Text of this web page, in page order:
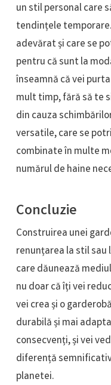
un stil personal care
tendințele
adevărat și care se
pentru că sunt la
înseamnă că vei
mult timp, fără să te
din cauza
versatile, care se
combinate în multe
numărul de haine
Concluzie
Construirea unei
renunțarea la stil sau
care dăunează
nu doar că îți vei
vei crea și o
durabilă și mai
consecvenți, și vei
diferență
planetei.